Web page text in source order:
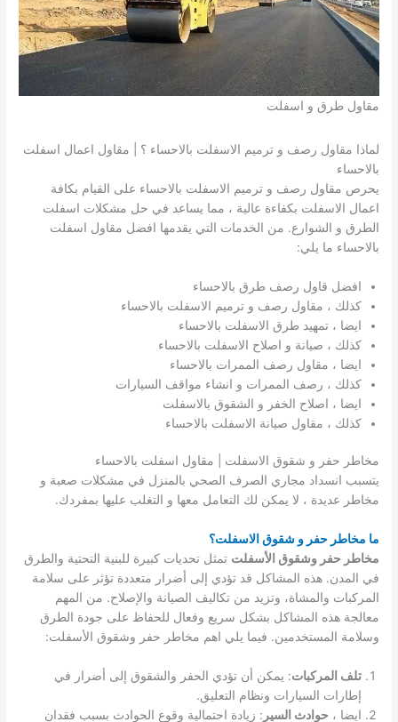
مقاول طرق و اسفلت
لماذا مقاول رصف و ترميم الاسفلت بالاحساء ؟ | مقاول اعمال اسفلت
بالاحساء
يحرص مقاول رصف و ترميم الاسفلت بالاحساء على القيام بكافة
اعمال الاسفلت بكفاءة عالية ، مما يساعد في حل مشكلات اسفلت
الطرق و الشوارع. من الخدمات التي يقدمها افضل مقاول اسفلت
بالاحساء ما يلي:
افضل قاول رصف طرق بالاحساء
كذلك ، مقاول رصف و ترميم الاسفلت بالاحساء
ايضا ، تمهيد طرق الاسفلت بالاحساء
كذلك ، صيانة و اصلاح الاسفلت بالاحساء
ايضا ، مقاول رصف الممرات بالاحساء
كذلك ، رصف الممرات و انشاء مواقف السيارات
ايضا ، اصلاح الخفر و الشقوق بالاسفلت
كذلك ، مقاول صيانة الاسفلت بالاحساء
مخاطر حفر و شقوق الاسفلت | مقاول اسفلت بالاحساء
يتسبب انسداد مجاري الصرف الصحي بالمنزل في مشكلات صعبة و
مخاطر عديدة ، لا يمكن لك التعامل معها و التغلب عليها بمفردك.
ما مخاطر حفر و شقوق الاسفلت؟
مخاطر حفر وشقوق الأسفلت تمثل تحديات كبيرة للبنية التحتية والطرق
في المدن. هذه المشاكل قد تؤدي إلى أضرار متعددة تؤثر على سلامة
المركبات والمشاة، وتزيد من تكاليف الصيانة والإصلاح. من المهم
معالجة هذه المشاكل بشكل سريع وفعال للحفاظ على جودة الطرق
وسلامة المستخدمين. فيما يلي اهم مخاطر حفر وشقوق الأسفلت:
تلف المركبات: يمكن أن تؤدي الحفر والشقوق إلى أضرار في
إطارات السيارات ونظام التعليق.
ايضا ، حوادث السير : زيادة احتمالية وقوع الحوادث بسبب فقدان